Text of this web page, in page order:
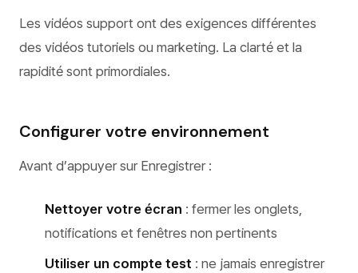
Les vidéos support ont des exigences différentes
des vidéos tutoriels ou marketing. La clarté et la
rapidité sont primordiales.
Configurer votre environnement
Avant d’appuyer sur Enregistrer :
Nettoyer votre écran : fermer les onglets,
notifications et fenêtres non pertinents
Utiliser un compte test : ne jamais enregistrer